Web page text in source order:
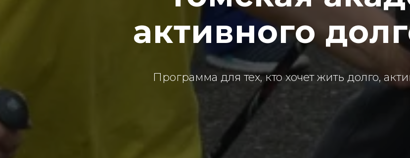
активного
Программа для тех, кто хочет жить долго,